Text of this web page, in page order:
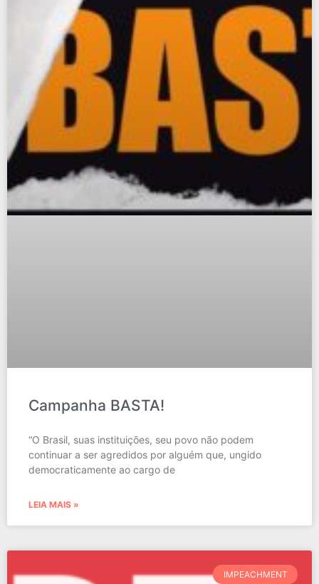
Campanha BASTA!
“O Brasil, suas instituições, seu povo não podem
continuar a ser agredidos por alguém que, ungido
democraticamente ao cargo de
LEIA MAIS »
IMPEACHMENT